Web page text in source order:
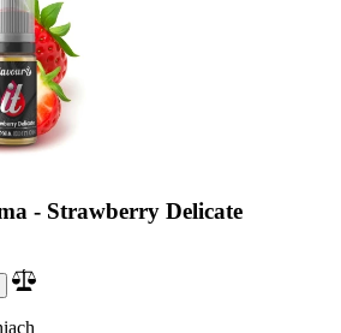
- Strawberry Delicate